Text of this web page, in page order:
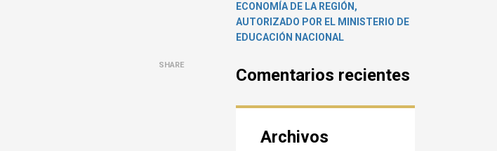
SHARE
ECONOMÍA DE LA REGIÓN,
AUTORIZADO POR EL MINISTERIO DE
EDUCACIÓN NACIONAL
Comentarios recientes
Archivos